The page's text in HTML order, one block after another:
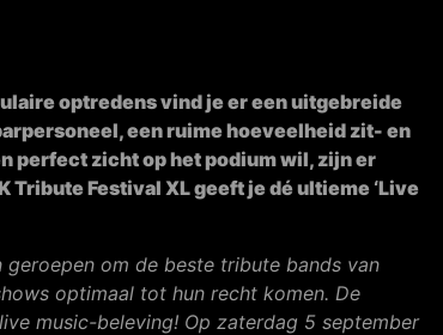
optredens vind je er een uitgebreide
een ruime hoeveelheid zit- en
perfect zicht op het podium wil, zijn er
Tribute Festival XL geeft je dé ultieme ‘Live
geroepen om de beste tribute bands van
optimaal tot hun recht komen. De
music-beleving! Op zaterdag 5 september